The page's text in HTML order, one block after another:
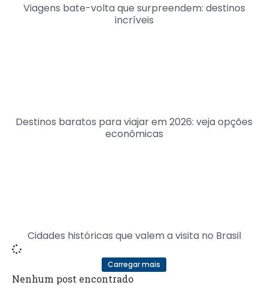
Viagens bate-volta que surpreendem: destinos
incríveis
Destinos baratos para viajar em 2026: veja opções
econômicas
Cidades históricas que valem a visita no Brasil
Carregar mais
Nenhum post encontrado